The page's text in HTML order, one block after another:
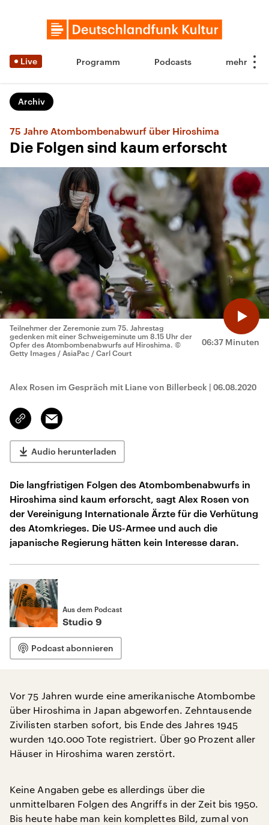
Live Programm Podcasts
Archiv
75 Jahre Atombombenabwurf über Hiroshima
Die Folgen sind kaum erforscht
06:37 Minuten
Teilnehmer der Zeremonie zum 75. Jahrestag
gedenken mit einer Schweigeminute um 8.15 Uhr der
Opfer des Atombombenabwurfs auf Hiroshima. ©
Getty Images / AsiaPac / Carl Court
Alex Rosen im Gespräch mit Liane von Billerbeck | 06.08.2020
Link
kopieren/teilen
Email
Audio herunterladen
Die langfristigen Folgen des Atombombenabwurfs in
Hiroshima sind kaum erforscht, sagt Alex Rosen von
der Vereinigung Internationale Ärzte für die Verhütung
des Atomkrieges. Die US-Armee und auch die
japanische Regierung hätten kein Interesse daran.
Aus dem Podcast
Studio 9
Podcast abonnieren
Vor 75 Jahren wurde eine amerikanische Atombombe
über Hiroshima in Japan abgeworfen. Zehntausende
Zivilisten starben sofort, bis Ende des Jahres 1945
wurden 140.000 Tote registriert. Über 90 Prozent aller
Häuser in Hiroshima waren zerstört.
Keine Angaben gebe es allerdings über die
unmittelbaren Folgen des Angriffs in der Zeit bis 1950.
Bis heute habe man kein komplettes Bild, zumal von